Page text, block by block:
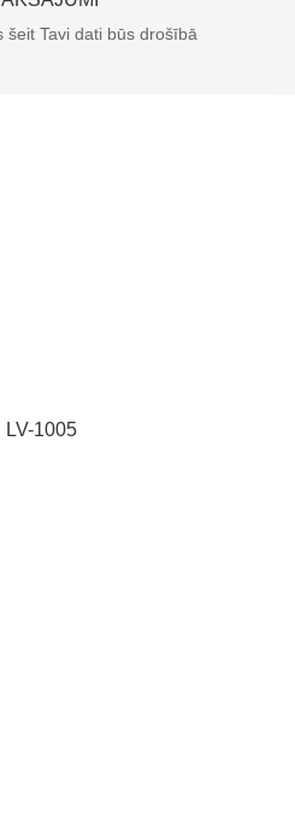
šeit Tavi dati būs drošībā
LV-1005